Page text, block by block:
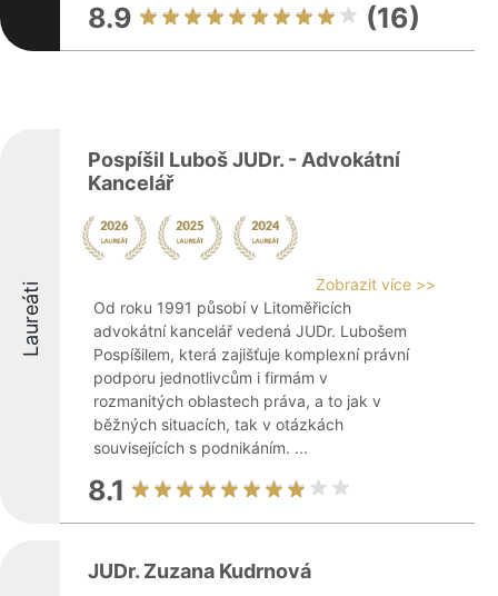
8.9 (16)
Laureáti
Pospíšil Luboš JUDr. - Advokátní
Kancelář
Zobrazit více >>
Od roku 1991 působí v Litoměřicích
advokátní kancelář vedená JUDr. Lubošem
Pospíšilem, která zajišťuje komplexní právní
podporu jednotlivcům i firmám v
rozmanitých oblastech práva, a to jak v
běžných situacích, tak v otázkách
souvisejících s podnikáním. ...
8.1
JUDr. Zuzana Kudrnová